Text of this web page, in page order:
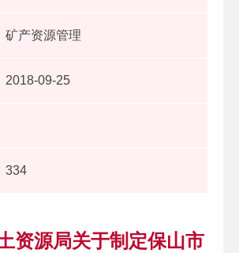
矿产资源管理
2018-09-25
334
资源局关于制定保山市